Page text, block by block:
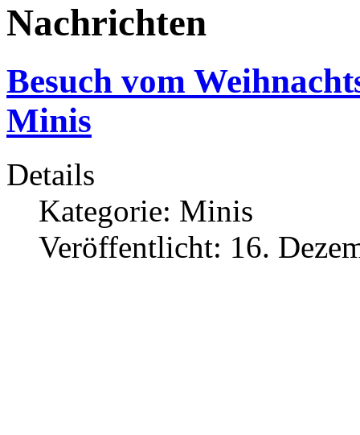
Nachrichten
Besuch vom
Minis
Details
Kategorie: Minis
Veröffentlicht: 16.